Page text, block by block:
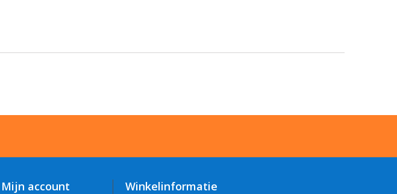
Mijn account Winkelinformatie